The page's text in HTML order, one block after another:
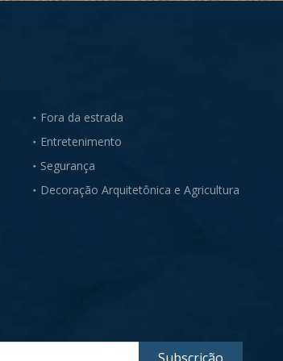
Fora da estrada
Entretenimento
Segurança
Decoração Arquitetônica e Agricultura